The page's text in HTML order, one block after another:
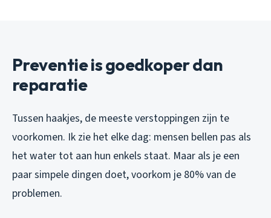
Preventie is goedkoper dan
reparatie
Tussen haakjes, de meeste verstoppingen zijn te
voorkomen. Ik zie het elke dag: mensen bellen pas als
het water tot aan hun enkels staat. Maar als je een
paar simpele dingen doet, voorkom je 80% van de
problemen.